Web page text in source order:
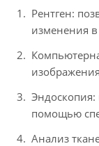
Рентген:
изменения в
Эндоскопия:
помощью
Анализ